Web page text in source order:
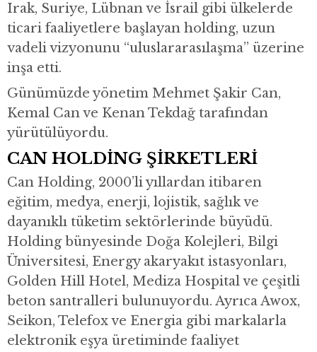
Irak, Suriye, Lübnan ve İsrail gibi ülkelerde
ticari faaliyetlere başlayan holding, uzun
vadeli vizyonunu “uluslararasılaşma” üzerine
inşa etti.
Günümüzde yönetim Mehmet Şakir Can,
Kemal Can ve Kenan Tekdağ tarafından
yürütülüyordu.
CAN HOLDİNG ŞİRKETLERİ
Can Holding, 2000’li yıllardan itibaren
eğitim, medya, enerji, lojistik, sağlık ve
dayanıklı tüketim sektörlerinde büyüdü.
Holding bünyesinde Doğa Kolejleri, Bilgi
Üniversitesi, Energy akaryakıt istasyonları,
Golden Hill Hotel, Mediza Hospital ve çeşitli
beton santralleri bulunuyordu. Ayrıca Awox,
Seikon, Telefox ve Energia gibi markalarla
elektronik eşya üretiminde faaliyet